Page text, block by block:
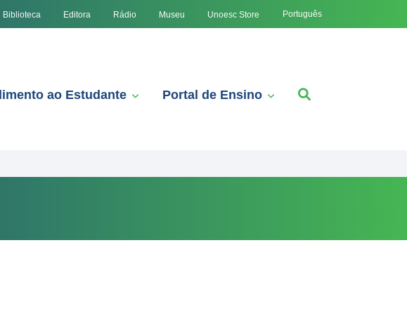
Biblioteca Editora Rádio Museu Unoesc Store Português
ao Estudante Portal de Ensino